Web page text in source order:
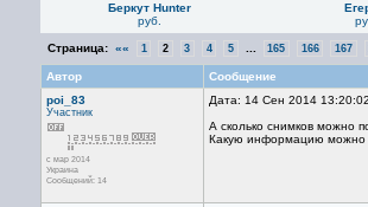
Беркут Hunter
руб.
Страница: «« 1 2 3 4 5 165 166 167
Автор
Сообщение
poi_83
Участник
с мар 2014
Украина
Сообщений: 14
Дата: 14 Сен 2014 13:20:02
А сколько снимков можно
Какую информацию можно